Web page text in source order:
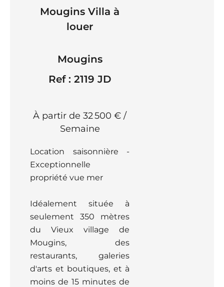
Mougins Villa à
louer
Mougins
Ref : 2119 JD
À partir de 32 500 € /
Semaine
Location saisonnière -
Exceptionnelle
propriété vue mer
Idéalement située à
seulement 350 mètres
du Vieux village de
Mougins, des
restaurants, galeries
d'arts et boutiques, et à
moins de 15 minutes de